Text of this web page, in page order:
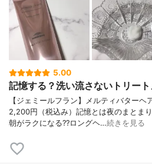
5.00
記憶する？洗い流さないトリート
【ジェミールフラン】メルティバターヘ
2,200円（税込み）記憶とは夜のまとま
朝がラクになる??ロングヘ…続きを見る